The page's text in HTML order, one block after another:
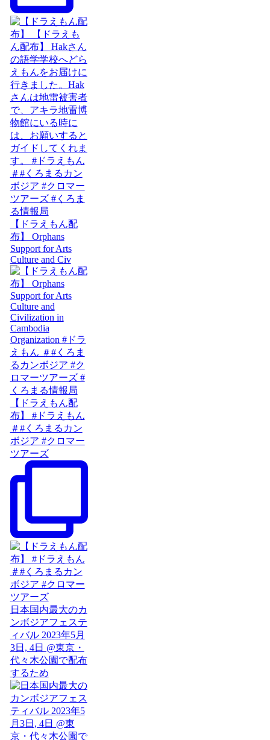
【ドラえもん配
布】 Orphans
Support for Arts
Culture and Civ
【ドラえもん配
布】 #ドラえもん
＃#くろまるカン
ボジア #クロマー
ツアーズ
日本国内最大のカ
ンボジアフェステ
ィバル 2023年5月
3日, 4日 @東京・
代々木公園で配布
するため